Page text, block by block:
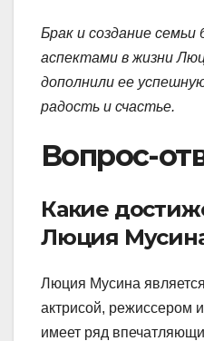
Брак и создание
аспектами в жизни
дополнили ее
радость и счастье.
Вопрос-
Какие
Люция
Люция Мусина
актрисой, режиссером
имеет ряд